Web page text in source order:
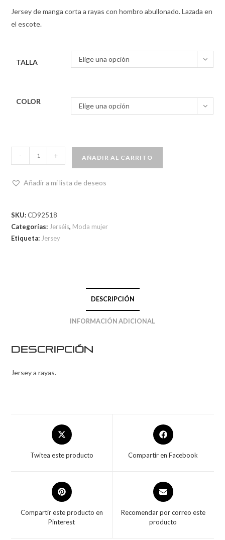
Jersey de manga corta a rayas con hombro abullonado. Lazada en
el escote.
TALLA Elige una opción
COLOR
Elige una opción
- + AÑADIR AL CARRITO
Añadir a mi lista de deseos
SKU:CD92518
Categorías: Jerséis, Moda mujer
Etiqueta: Jersey
DESCRIPCIÓN
INFORMACIÓN ADICIONAL
Descripción
Jersey a rayas.
Twitea este producto Compartir en Facebook
Compartir este producto en
Pinterest
Recomendar por correo este
producto